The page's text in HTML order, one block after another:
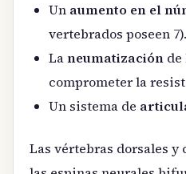
Un aumento en el
vertebrados poseen 7).
Laneumatización
comprometer la
Un sistema de
Las vértebras dorsales